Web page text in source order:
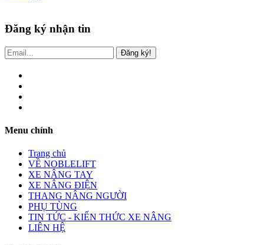
Đăng ký nhận tin
Đăng ký!
Menu chính
Trang chủ
VỀ NOBLELIFT
XE NÂNG TAY
XE NÂNG ĐIỆN
THANG NÂNG NGƯỜI
PHỤ TÙNG
TIN TỨC - KIẾN THỨC XE NÂNG
LIÊN HỆ